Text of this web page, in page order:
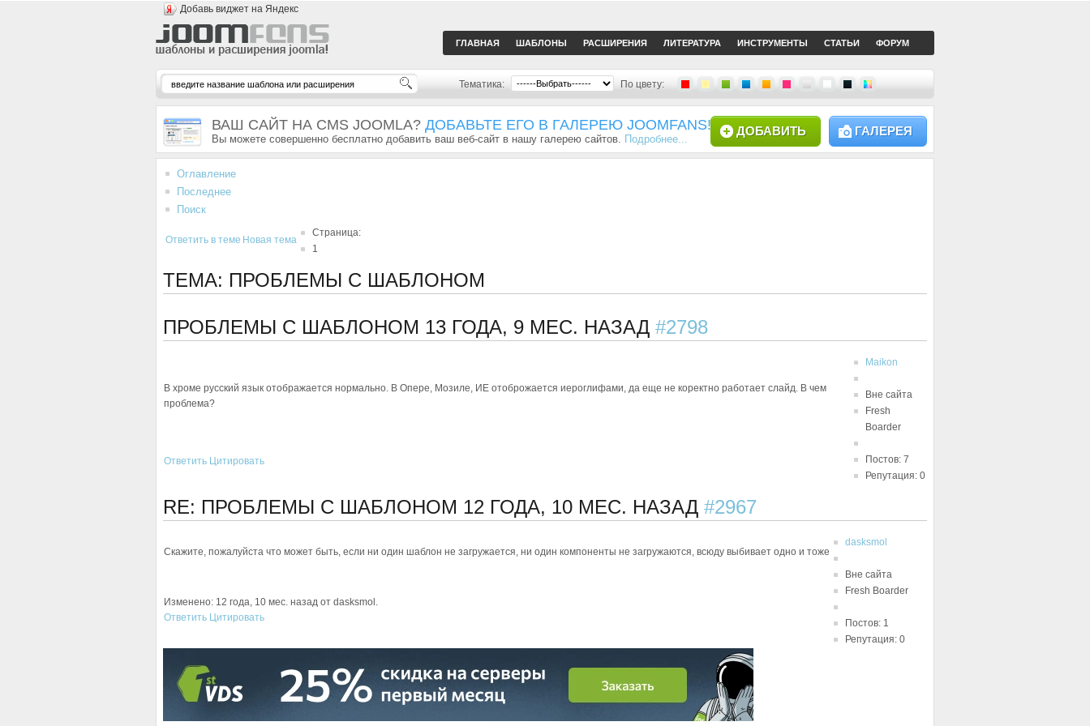
Добавь виджет на Яндекс
ГЛАВНАЯ ШАБЛОНЫ РАСШИРЕНИЯ ЛИТЕРАТУРА ИНСТРУМЕНТЫ СТАТЬИ ФОРУМ
Тематика: По цвету:
ВАШ САЙТ НА CMS JOOMLA? ДОБАВЬТЕ ЕГО В ГАЛЕРЕЮ JOOMFANS!
Вы можете совершенно бесплатно добавить ваш веб-сайт в нашу галерею сайтов. Подробнее...
ГАЛЕРЕЯ
ДОБАВИТЬ
Оглавление
Последнее
Поиск
Ответить в теме Новая тема
Страница:
1
ТЕМА: ПРОБЛЕМЫ С ШАБЛОНОМ
ПРОБЛЕМЫ С ШАБЛОНОМ 13 ГОДА, 9 МЕС. НАЗАД #2798
В хроме русский язык отображается нормально. В Опере, Мозиле, ИЕ отоброжается иероглифами, да еще не коректно работает слайд. В чем
проблема?
Maikon
Вне сайта
Fresh
Boarder
Постов: 7
Репутация: 0
Ответить Цитировать
RE: ПРОБЛЕМЫ С ШАБЛОНОМ 12 ГОДА, 10 МЕС. НАЗАД #2967
Скажите, пожалуйста что может быть, если ни один шаблон не загружается, ни один компоненты не загружаются, всюду выбивает одно и тоже
dasksmol
Вне сайта
Fresh Boarder
Постов: 1
Репутация: 0
Изменено: 12 года, 10 мес. назад от dasksmol.
Ответить Цитировать